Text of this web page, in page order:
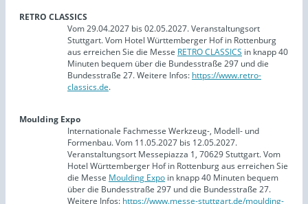
RETRO CLASSICS
Vom 29.04.2027 bis 02.05.2027. Veranstaltungsort
Stuttgart. Vom Hotel Württemberger Hof in Rottenburg
aus erreichen Sie die Messe RETRO CLASSICS in knapp 40
Minuten bequem über die Bundesstraße 297 und die
Bundesstraße 27. Weitere Infos: https://www.retro-
classics.de.
Moulding Expo
Internationale Fachmesse Werkzeug-, Modell- und
Formenbau. Vom 11.05.2027 bis 12.05.2027.
Veranstaltungsort Messepiazza 1, 70629 Stuttgart. Vom
Hotel Württemberger Hof in Rottenburg aus erreichen Sie
die Messe Moulding Expo in knapp 40 Minuten bequem
über die Bundesstraße 297 und die Bundesstraße 27.
Weitere Infos: https://www.messe-stuttgart.de/moulding-